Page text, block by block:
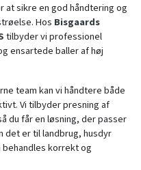
at sikre en god håndtering og
Hos Bisgaards
tilbyder vi professionel
ensartede baller af høj
team kan vi håndtere både
Vi tilbyder presning af
du får en løsning, der passer
det er til landbrug, husdyr
korrekt og